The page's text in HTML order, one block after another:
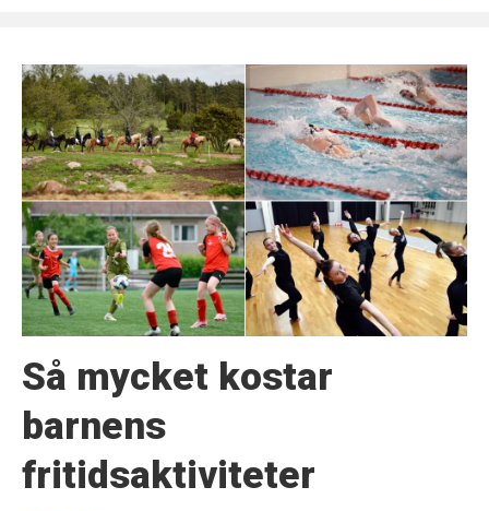
Så mycket kostar
barnens
fritidsaktiviteter